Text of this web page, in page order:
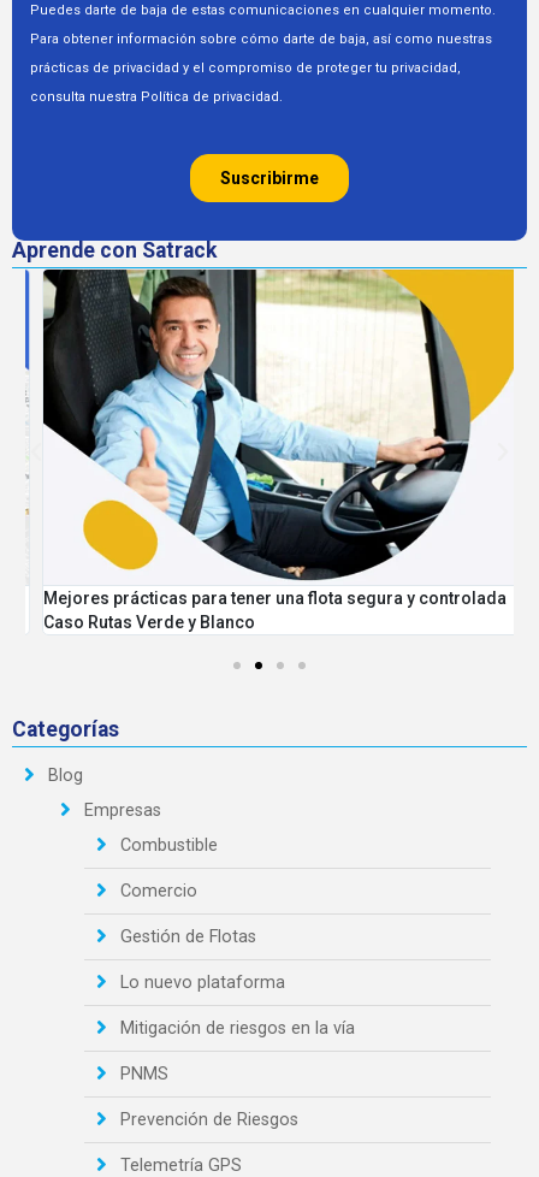
Aprende con Satrack
Mejores prácticas para tener una flota segura y controlada
Caso Rutas Verde y Blanco
Categorías
Blog
Empresas
Combustible
Comercio
Gestión de Flotas
Lo nuevo plataforma
Mitigación de riesgos en la vía
PNMS
Prevención de Riesgos
Telemetría GPS